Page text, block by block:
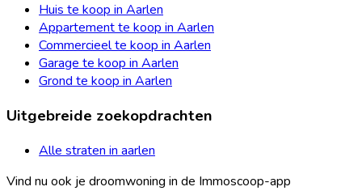
Huis te koop in Aarlen
Appartement te koop in Aarlen
Commercieel te koop in Aarlen
Garage te koop in Aarlen
Grond te koop in Aarlen
Uitgebreide zoekopdrachten
Alle straten in aarlen
Vind nu ook je droomwoning in de Immoscoop-app